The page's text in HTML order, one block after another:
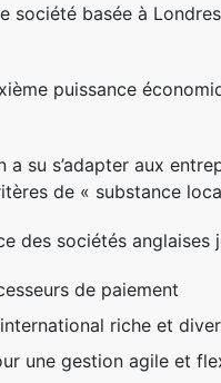
société basée à
puissance
a su s’adapter aux
de « substance
des sociétés
de paiement
riche et
une gestion agile et